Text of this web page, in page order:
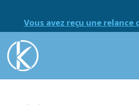
Vous avez reçu une relance